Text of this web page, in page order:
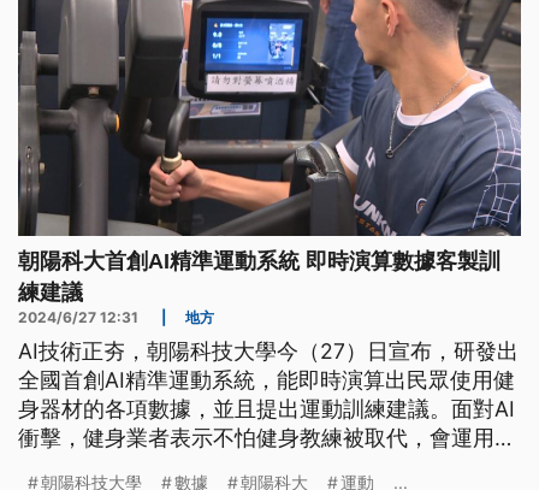
朝陽科大首創AI精準運動系統 即時演算數據客製訓
練建議
2024/6/27 12:31 地方
AI技術正夯，朝陽科技大學今（27）日宣布，研發出
全國首創AI精準運動系統，能即時演算出民眾使用健
身器材的各項數據，並且提出運動訓練建議。面對AI
衝擊，健身業者表示不怕健身教練被取代，會運用相
朝陽科技大學 數據 朝陽科大 運動 ...